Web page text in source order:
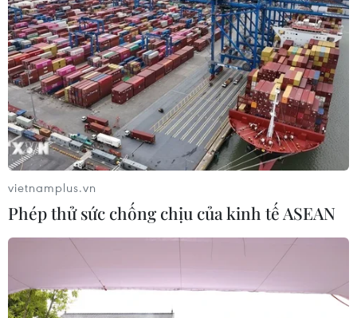
Cận cảnh Hà Nội FC hạ Ceres
Negros, giành vé vào chung kết AFC Cup
25/06/2019 15:06
Đánh bại Ceres Negros 201 ở Hàng Đẫy trong trận bán
kết lượt về, Hà Nội FC đã ghi tên mình vào chung kết
AFC Cup 2019 khu vực Đông Nam Á với tổng tỷ số 3-2.
vietnamplus.vn
Phép thử sức chống chịu của kinh tế ASEAN